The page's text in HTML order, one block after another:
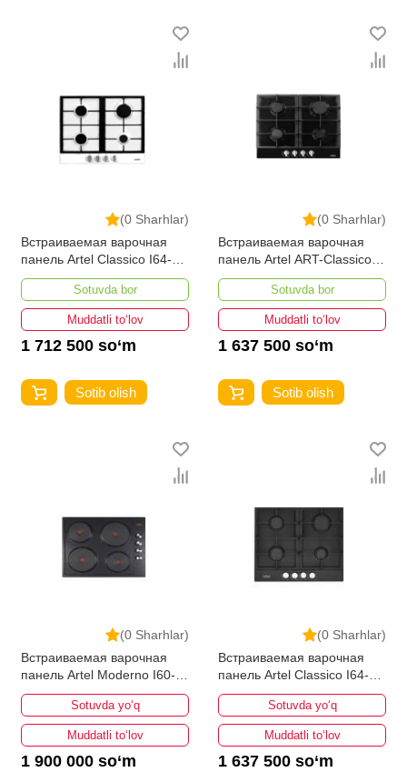
(0 Sharhlar)
Встраиваемая варочная
панель Artel Classico I64-
0121
Sotuvda bor
Muddatli to‘lov
1 712 500 so‘m
Sotib olish
(0 Sharhlar)
Встраиваемая варочная
панель Artel ART-Classico
I64-0321 Чер
Sotuvda bor
Muddatli to‘lov
1 637 500 so‘m
Sotib olish
(0 Sharhlar)
Встраиваемая варочная
панель Artel Moderno I60-
0462
Sotuvda yo‘q
Muddatli to‘lov
1 900 000 so‘m
(0 Sharhlar)
Встраиваемая варочная
панель Artel Classico I64-
0421
Sotuvda yo‘q
Muddatli to‘lov
1 637 500 so‘m